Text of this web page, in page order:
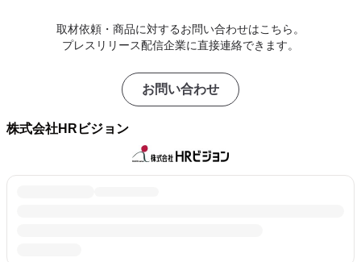
取材依頼・商品に対するお問い合わせはこちら。
プレスリリース配信企業に直接連絡できます。
お問い合わせ
株式会社HRビジョン